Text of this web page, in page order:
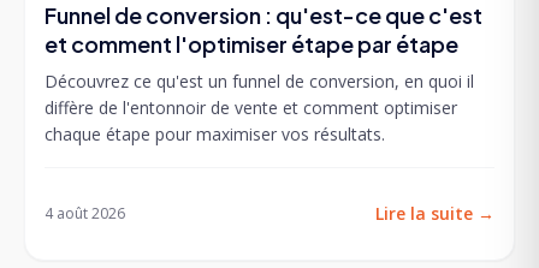
Funnel de conversion : qu'est-ce que c'est
et comment l'optimiser étape par étape
Découvrez ce qu'est un funnel de conversion, en quoi il
diffère de l'entonnoir de vente et comment optimiser
chaque étape pour maximiser vos résultats.
4 août 2026 Lire la suite →